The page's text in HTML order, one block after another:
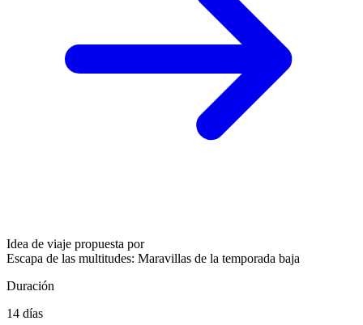
Idea de viaje propuesta por
Escapa de las multitudes: Maravillas de la temporada baja
Duración
14 días